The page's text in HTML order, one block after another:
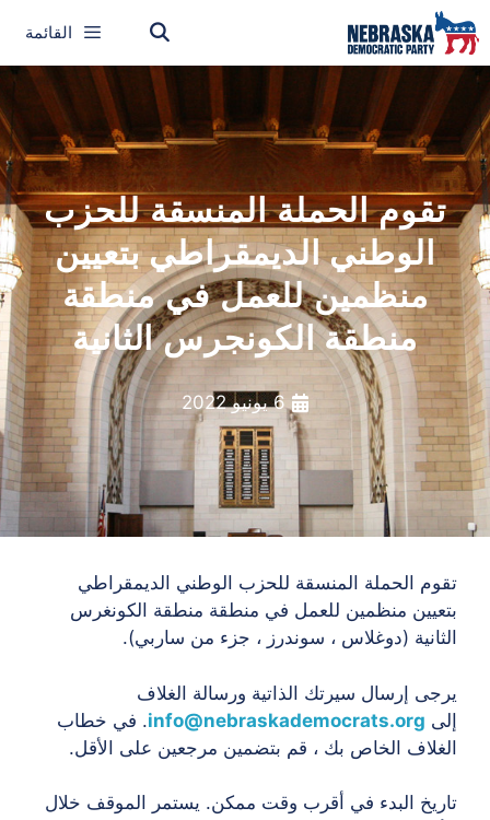
القائمة
تقوم الحملة المنسقة للحزب
الوطني الديمقراطي بتعيين
منظمين للعمل في منطقة
منطقة الكونجرس الثانية
6 يونيو 2022
تقوم الحملة المنسقة للحزب الوطني الديمقراطي
بتعيين منظمين للعمل في منطقة منطقة الكونغرس
الثانية (دوغلاس ، سوندرز ، جزء من ساربي).
يرجى إرسال سيرتك الذاتية ورسالة الغلاف
إلى info@nebraskademocrats.org. في خطاب
الغلاف الخاص بك ، قم بتضمين مرجعين على الأقل.
تاريخ البدء في أقرب وقت ممكن. يستمر الموقف خلال